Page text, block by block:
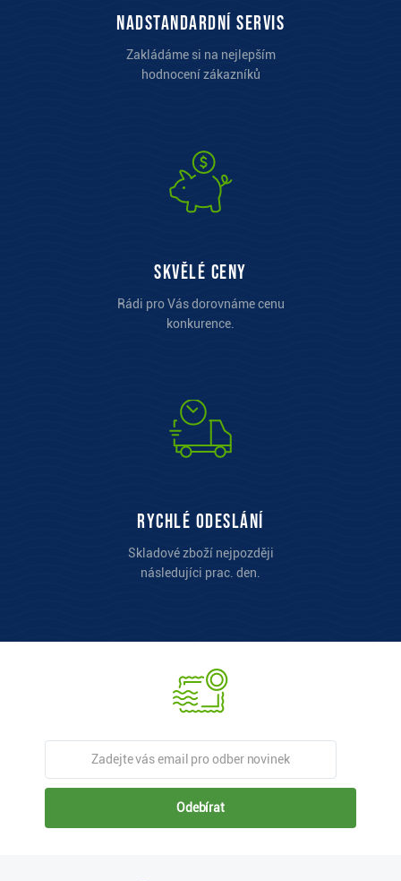
Nadstandardní servis
Zakládáme si na nejlepším
hodnocení zákazníků
Skvělé ceny
Rádi pro Vás dorovnáme cenu
konkurence.
Rychlé odeslání
Skladové zboží nejpozději
následujíci prac. den.
Odebírat